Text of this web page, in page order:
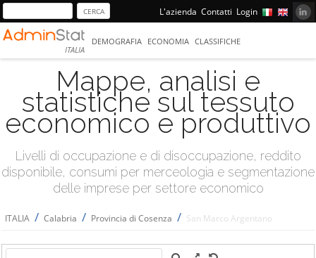
L'azienda Contatti Login
ITALIA
DEMOGRAFIA ECONOMIA CLASSIFICHE
Mappe, analisi e
statistiche sul tessuto
economico e produttivo
Livelli di occupazione e di disoccupazione, reddito
disponibile, consumi per merceologia e segmentazione
delle imprese per settore economico
ITALIA / Calabria / Provincia di Cosenza / San Marco Argentano